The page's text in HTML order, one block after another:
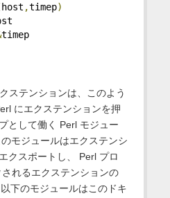
host ,timep)
timep
ステンションは、このよう
にエクステンションを押
として働く Perl モジュー
モジュールはエクステンシ
クスポートし、 Perl プロ
れるエクステンションの
下のモジュールはこのドキ